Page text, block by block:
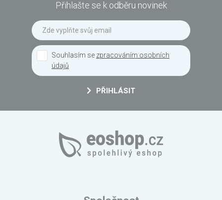
Přihlašte se k odběru novinek
Souhlasím se zpracováním osobních
údajů
PŘIHLÁSIT